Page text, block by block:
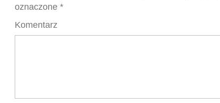
oznaczone *
Komentarz